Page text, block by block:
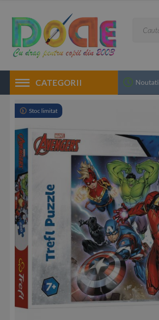
CATEGORII Noutati
Stoc limitat